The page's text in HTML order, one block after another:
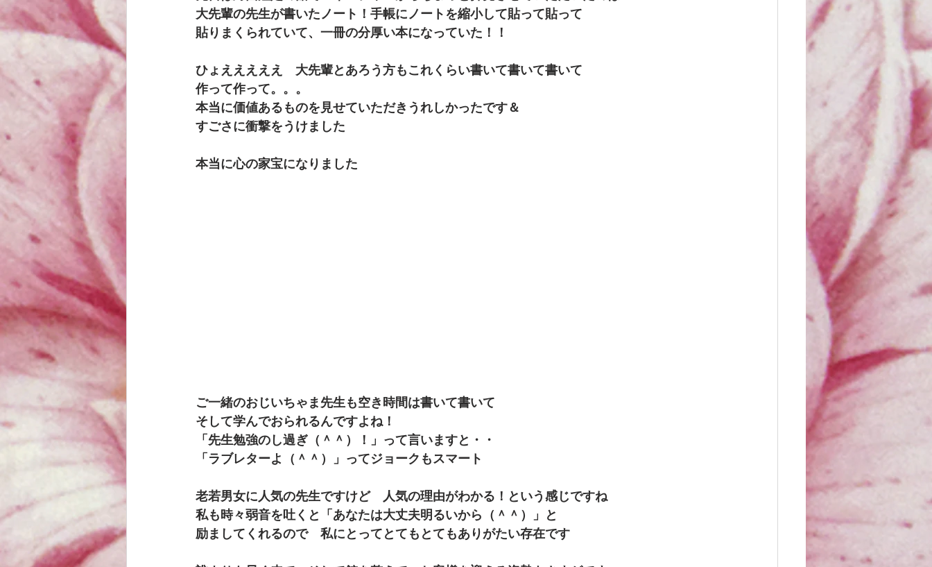
大先輩の先生が書いたノート！手帳にノートを縮小して貼って貼って
貼りまくられていて、一冊の分厚い本になっていた！！
ひょえええええ　大先輩とあろう方もこれくらい書いて書いて書いて
作って作って。。。
本当に価値あるものを見せていただきうれしかったです＆
すごさに衝撃をうけました
本当に心の家宝になりました
ご一緒のおじいちゃま先生も空き時間は書いて書いて
そして学んでおられるんですよね！
「先生勉強のし過ぎ（＾＾）！」って言いますと・・
「ラブレターよ（＾＾）」ってジョークもスマート
老若男女に人気の先生ですけど　人気の理由がわかる！という感じですね
私も時々弱音を吐くと「あなたは大丈夫明るいから（＾＾）」と
励ましてくれるので　私にとってとてもとてもありがたい存在です